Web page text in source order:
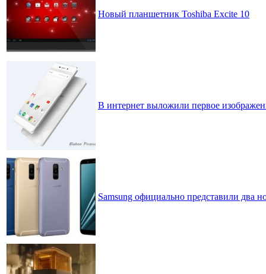
Новый планшетник Toshiba Excite 10
В интернет выложили первое
Samsung официально представили два